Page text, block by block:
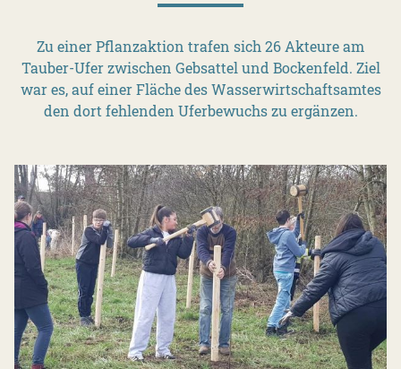
Zu einer Pflanzaktion trafen sich 26 Akteure am
Tauber-Ufer zwischen Gebsattel und Bockenfeld. Ziel
war es, auf einer Fläche des Wasserwirtschaftsamtes
den dort fehlenden Uferbewuchs zu ergänzen.